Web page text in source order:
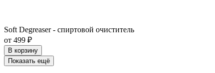
Soft Degreaser - спиртовой очиститель
от 499 ₽
В корзину
Показать ещё